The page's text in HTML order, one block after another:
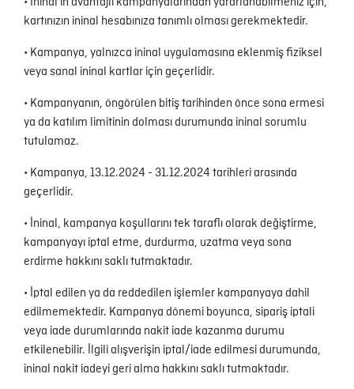
kartınızın ininal hesabınıza tanımlı olması gerekmektedir.
• Kampanya, yalnızca ininal uygulamasına eklenmiş fiziksel
veya sanal ininal kartlar için geçerlidir.
• Kampanyanın, öngörülen bitiş tarihinden önce sona ermesi
ya da katılım limitinin dolması durumunda ininal sorumlu
tutulamaz.
• Kampanya, 13.12.2024 - 31.12.2024 tarihleri arasında
geçerlidir.
• İninal, kampanya koşullarını tek taraflı olarak değiştirme,
kampanyayı iptal etme, durdurma, uzatma veya sona
erdirme hakkını saklı tutmaktadır.
• İptal edilen ya da reddedilen işlemler kampanyaya dahil
edilmemektedir. Kampanya dönemi boyunca, sipariş iptali
veya iade durumlarında nakit iade kazanma durumu
etkilenebilir. İlgili alışverişin iptal/iade edilmesi durumunda,
ininal nakit iadeyi geri alma hakkını saklı tutmaktadır.